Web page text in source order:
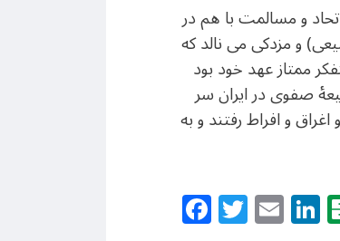
و مسالمت با هم در
و مزدکی می نالد که
ممتاز عهد خود بود
صفوی در ایران سر
و افراط رفتند و به